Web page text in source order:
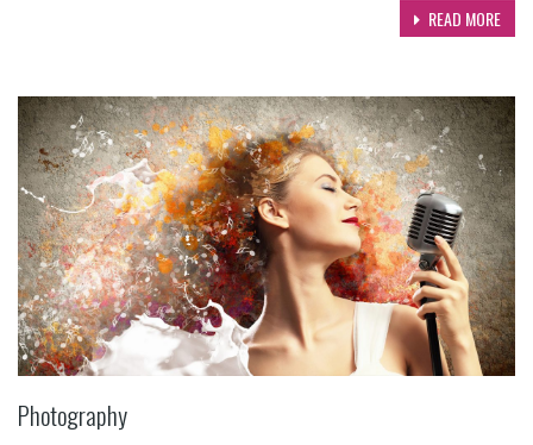
READ MORE
Photography